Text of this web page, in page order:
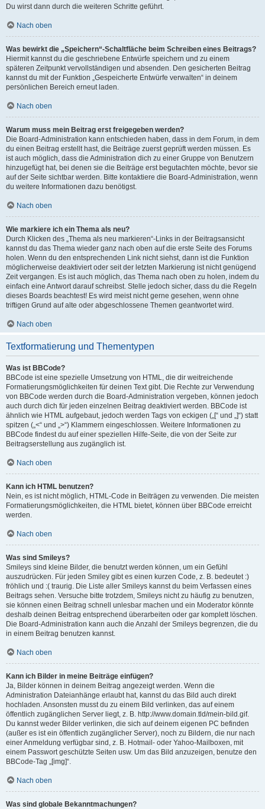
Du wirst dann durch die weiteren Schritte geführt.
Nach oben
Was bewirkt die „Speichern“-Schaltfläche beim Schreiben eines Beitrags?
Hiermit kannst du die geschriebene Entwürfe speichern und zu einem
späteren Zeitpunkt vervollständigen und absenden. Den gesicherten Beitrag
kannst du mit der Funktion „Gespeicherte Entwürfe verwalten“ in deinem
persönlichen Bereich erneut laden.
Nach oben
Warum muss mein Beitrag erst freigegeben werden?
Die Board-Administration kann entschieden haben, dass in dem Forum, in dem
du einen Beitrag erstellt hast, die Beiträge zuerst geprüft werden müssen. Es
ist auch möglich, dass die Administration dich zu einer Gruppe von Benutzern
hinzugefügt hat, bei denen sie die Beiträge erst begutachten möchte, bevor sie
auf der Seite sichtbar werden. Bitte kontaktiere die Board-Administration, wenn
du weitere Informationen dazu benötigst.
Nach oben
Wie markiere ich ein Thema als neu?
Durch Klicken des „Thema als neu markieren“-Links in der Beitragsansicht
kannst du das Thema wieder ganz nach oben auf die erste Seite des Forums
holen. Wenn du den entsprechenden Link nicht siehst, dann ist die Funktion
möglicherweise deaktiviert oder seit der letzten Markierung ist nicht genügend
Zeit vergangen. Es ist auch möglich, das Thema nach oben zu holen, indem du
einfach eine Antwort darauf schreibst. Stelle jedoch sicher, dass du die Regeln
dieses Boards beachtest! Es wird meist nicht gerne gesehen, wenn ohne
triftigen Grund auf alte oder abgeschlossene Themen geantwortet wird.
Nach oben
Textformatierung und Thementypen
Was ist BBCode?
BBCode ist eine spezielle Umsetzung von HTML, die dir weitreichende
Formatierungsmöglichkeiten für deinen Text gibt. Die Rechte zur Verwendung
von BBCode werden durch die Board-Administration vergeben, können jedoch
auch durch dich für jeden einzelnen Beitrag deaktiviert werden. BBCode ist
ähnlich wie HTML aufgebaut, jedoch werden Tags von eckigen („[“ und „]“) statt
spitzen („<“ und „>“) Klammern eingeschlossen. Weitere Informationen zu
BBCode findest du auf einer speziellen Hilfe-Seite, die von der Seite zur
Beitragserstellung aus zugänglich ist.
Nach oben
Kann ich HTML benutzen?
Nein, es ist nicht möglich, HTML-Code in Beiträgen zu verwenden. Die meisten
Formatierungsmöglichkeiten, die HTML bietet, können über BBCode erreicht
werden.
Nach oben
Was sind Smileys?
Smileys sind kleine Bilder, die benutzt werden können, um ein Gefühl
auszudrücken. Für jeden Smiley gibt es einen kurzen Code, z. B. bedeutet :)
fröhlich und :( traurig. Die Liste aller Smileys kannst du beim Verfassen eines
Beitrags sehen. Versuche bitte trotzdem, Smileys nicht zu häufig zu benutzen,
sie können einen Beitrag schnell unlesbar machen und ein Moderator könnte
deshalb deinen Beitrag entsprechend überarbeiten oder gar komplett löschen.
Die Board-Administration kann auch die Anzahl der Smileys begrenzen, die du
in einem Beitrag benutzen kannst.
Nach oben
Kann ich Bilder in meine Beiträge einfügen?
Ja, Bilder können in deinem Beitrag angezeigt werden. Wenn die
Administration Dateianhänge erlaubt hat, kannst du das Bild auch direkt
hochladen. Ansonsten musst du zu einem Bild verlinken, das auf einem
öffentlich zugänglichen Server liegt, z. B. http://www.domain.tld/mein-bild.gif.
Du kannst weder Bilder verlinken, die sich auf deinem eigenen PC befinden
(außer es ist ein öffentlich zugänglicher Server), noch zu Bildern, die nur nach
einer Anmeldung verfügbar sind, z. B. Hotmail- oder Yahoo-Mailboxen, mit
einem Passwort geschützte Seiten usw. Um das Bild anzuzeigen, benutze den
BBCode-Tag „[img]“.
Nach oben
Was sind globale Bekanntmachungen?